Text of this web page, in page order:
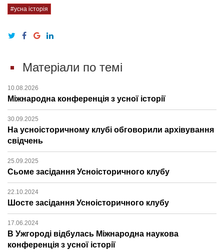
#усна історія
Матеріали по темі
10.08.2026
Міжнародна конференція з усної історії
30.09.2025
На усноісторичному клубі обговорили архівування
свідчень
25.09.2025
Сьоме засідання Усноісторичного клубу
22.10.2024
Шосте засідання Усноісторичного клубу
17.06.2024
В Ужгороді відбулась Міжнародна наукова
конференція з усної історії